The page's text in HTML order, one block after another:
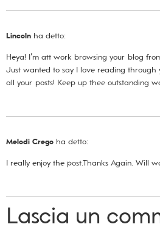
Lincoln ha detto:
Heya! I’m att work browsing your blog
Just wanted to say I love reading
all your posts! Keep up thee outstanding
Melodi Crego ha detto:
I really enjoy the post.Thanks Again. Will
Lascia un